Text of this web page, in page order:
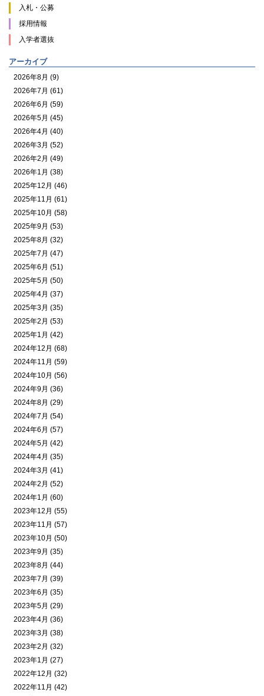
入札・公募
採用情報
入学者選抜
アーカイブ
2026年8月 (9)
2026年7月 (61)
2026年6月 (59)
2026年5月 (45)
2026年4月 (40)
2026年3月 (52)
2026年2月 (49)
2026年1月 (38)
2025年12月 (46)
2025年11月 (61)
2025年10月 (58)
2025年9月 (53)
2025年8月 (32)
2025年7月 (47)
2025年6月 (51)
2025年5月 (50)
2025年4月 (37)
2025年3月 (35)
2025年2月 (53)
2025年1月 (42)
2024年12月 (68)
2024年11月 (59)
2024年10月 (56)
2024年9月 (36)
2024年8月 (29)
2024年7月 (54)
2024年6月 (57)
2024年5月 (42)
2024年4月 (35)
2024年3月 (41)
2024年2月 (52)
2024年1月 (60)
2023年12月 (55)
2023年11月 (57)
2023年10月 (50)
2023年9月 (35)
2023年8月 (44)
2023年7月 (39)
2023年6月 (35)
2023年5月 (29)
2023年4月 (36)
2023年3月 (38)
2023年2月 (32)
2023年1月 (27)
2022年12月 (32)
2022年11月 (42)